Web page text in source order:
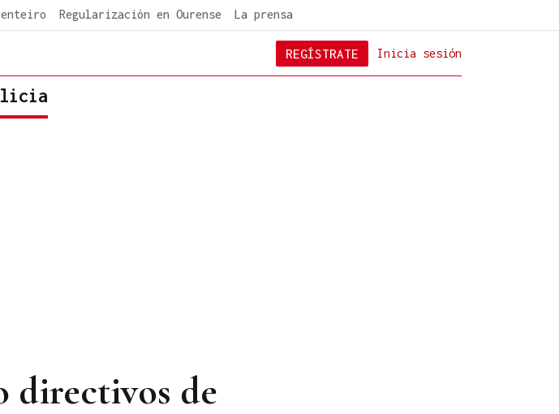
Regularización en Ourense La prensa
Inicia sesión
REGÍSTRATE
directivos de